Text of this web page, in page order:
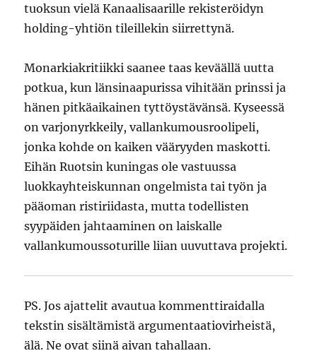
tuoksun vielä Kanaalisaarille rekisteröidyn
holding-yhtiön tileillekin siirrettynä.
Monarkiakritiikki saanee taas keväällä uutta
potkua, kun länsinaapurissa vihitään prinssi ja
hänen pitkäaikainen tyttöystävänsä. Kyseessä
on varjonyrkkeily, vallankumousroolipeli,
jonka kohde on kaiken vääryyden maskotti.
Eihän Ruotsin kuningas ole vastuussa
luokkayhteiskunnan ongelmista tai työn ja
pääoman ristiriidasta, mutta todellisten
syypäiden jahtaaminen on laiskalle
vallankumoussoturille liian uuvuttava projekti.
PS. Jos ajattelit avautua kommenttiraidalla
tekstin sisältämistä argumentaatiovirheistä,
älä. Ne ovat siinä aivan tahallaan.